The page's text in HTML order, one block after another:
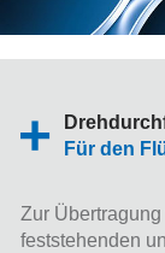
Für den
Zur
feststehenden